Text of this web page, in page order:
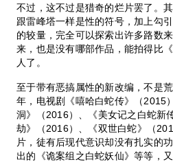
不过，这不过是猎奇的烂片罢了。
跟雷峰塔一样是性的符号，加上勾
的较量，完全可以探索出许多路数
来，也是没有哪部作品，能拍得比
人了。
至于带有恶搞属性的新改编，不是
年，电视剧《嘻哈白蛇传》（2015
洞》（2016）、《美女记之白蛇新
劫》（2016）、《双世白蛇》（
片，徒有后现代意识却没有扎实的
出的《诡案组之白蛇妖仙》等等，